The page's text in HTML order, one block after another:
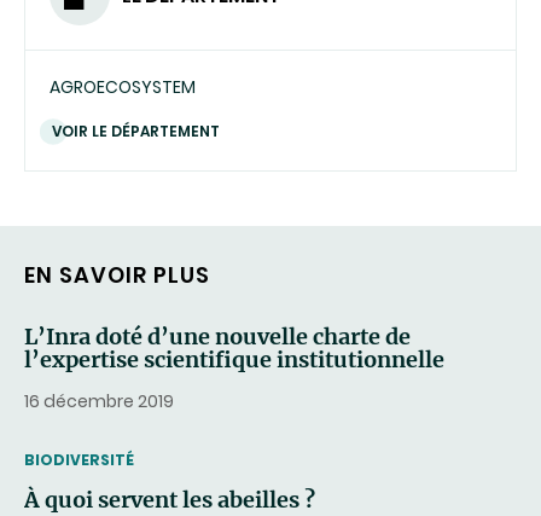
AGROECOSYSTEM
VOIR LE DÉPARTEMENT
EN SAVOIR PLUS
L’Inra doté d’une nouvelle charte de
l’expertise scientifique institutionnelle
16 décembre 2019
THEMATIC
BIODIVERSITÉ
À quoi servent les abeilles ?